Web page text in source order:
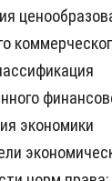
экономики